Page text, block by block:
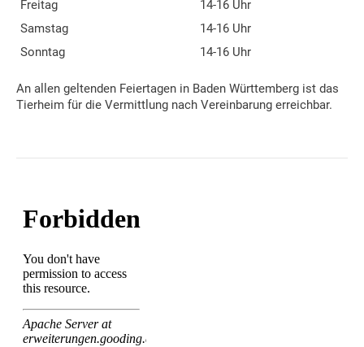
Freitag
14-16 Uhr
Samstag
14-16 Uhr
Sonntag
14-16 Uhr
An allen geltenden Feiertagen in Baden Württemberg ist das
Tierheim für die Vermittlung nach Vereinbarung erreichbar.